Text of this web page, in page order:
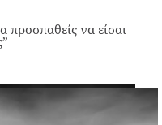
προσπαθείς να είσαι